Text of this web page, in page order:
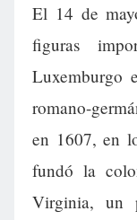
El 14 de
figuras
Luxemburgo
romano-
en 1607, en
fundó la
Virginia, un